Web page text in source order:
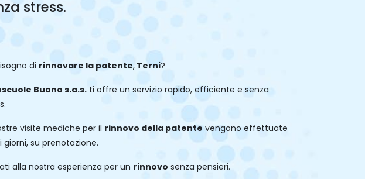
stress.
di rinnovare la patente, Terni?
Buono s.a.s. ti offre un servizio rapido, efficiente e senza
visite mediche per il rinnovo della patente vengono effettuate
giorni, su prenotazione.
alla nostra esperienza per un rinnovo senza pensieri.